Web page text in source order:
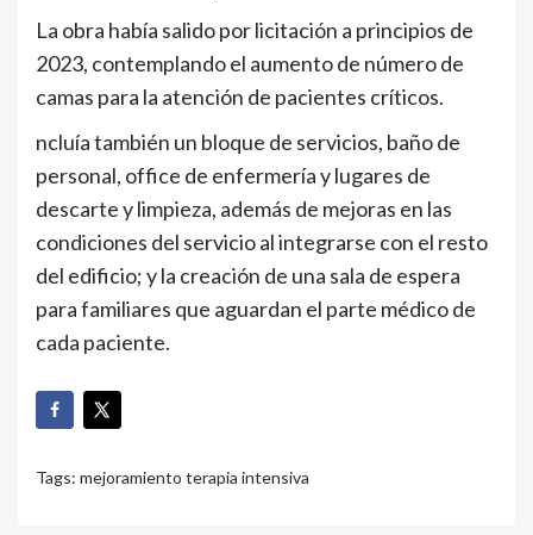
La obra había salido por licitación a principios de
2023, contemplando el aumento de número de
camas para la atención de pacientes críticos.
ncluía también un bloque de servicios, baño de
personal, office de enfermería y lugares de
descarte y limpieza, además de mejoras en las
condiciones del servicio al integrarse con el resto
del edificio; y la creación de una sala de espera
para familiares que aguardan el parte médico de
cada paciente.
Tags: mejoramiento terapia intensiva